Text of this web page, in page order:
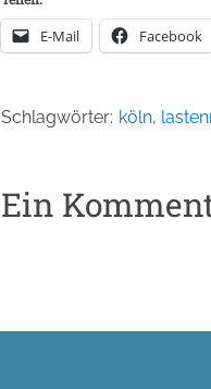
E-Mail Facebook
Schlagwörter: köln,
Ein